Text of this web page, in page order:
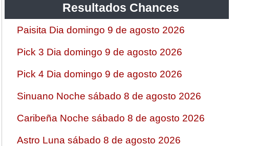
Resultados Chances
Paisita Dia domingo 9 de agosto 2026
Pick 3 Dia domingo 9 de agosto 2026
Pick 4 Dia domingo 9 de agosto 2026
Sinuano Noche sábado 8 de agosto 2026
Caribeña Noche sábado 8 de agosto 2026
Astro Luna sábado 8 de agosto 2026